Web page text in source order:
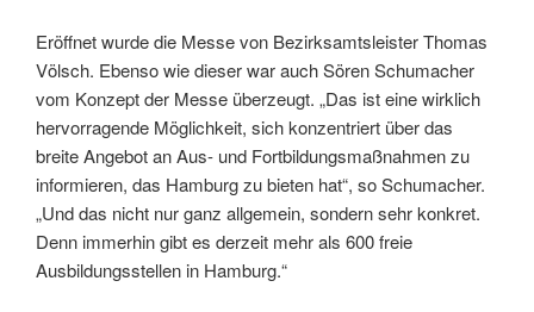
Eröffnet wurde die Messe von Bezirksamtsleister Thomas
Völsch. Ebenso wie dieser war auch Sören Schumacher
vom Konzept der Messe überzeugt. „Das ist eine wirklich
hervorragende Möglichkeit, sich konzentriert über das
breite Angebot an Aus- und Fortbildungsmaßnahmen zu
informieren, das Hamburg zu bieten hat“, so Schumacher.
„Und das nicht nur ganz allgemein, sondern sehr konkret.
Denn immerhin gibt es derzeit mehr als 600 freie
Ausbildungsstellen in Hamburg.“